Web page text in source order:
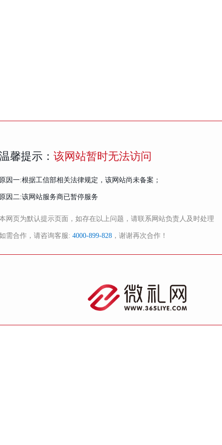
馨提示： 该网站暂时无法访问
因一:根据工信部相关法律规定，该网站尚未备案；
因二:该网站服务商已暂停服务
网页为默认提示页面，如存在以上问题，请联系网站负责人及时处理
需合作，请咨询客服: 4000-899-828 ，谢谢再次合作！